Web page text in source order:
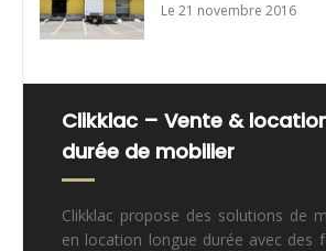
Le 21 novembre 2016
Clikklac – Vente &
durée de mobilier
Clikklac propose des solutions de
en location longue durée avec des